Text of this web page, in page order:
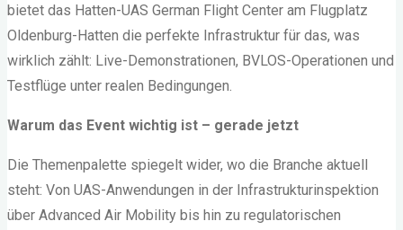
bietet das Hatten-UAS German Flight Center am Flugplatz
Oldenburg-Hatten die perfekte Infrastruktur für das, was
wirklich zählt: Live-Demonstrationen, BVLOS-Operationen und
Testflüge unter realen Bedingungen.
Warum das Event wichtig ist – gerade jetzt
Die Themenpalette spiegelt wider, wo die Branche aktuell
steht: Von UAS-Anwendungen in der Infrastrukturinspektion
über Advanced Air Mobility bis hin zu regulatorischen